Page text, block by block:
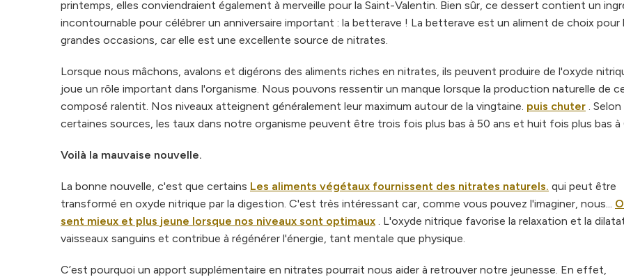
printemps, elles conviendraient également à merveille pour la Saint-Valentin. Bien sûr, ce dessert contient un
incontournable pour célébrer un anniversaire important : la betterave ! La betterave est un aliment de choix pour
grandes occasions, car elle est une excellente source de nitrates.
Lorsque nous mâchons, avalons et digérons des aliments riches en nitrates, ils peuvent produire de l'oxyde
joue un rôle important dans l'organisme. Nous pouvons ressentir un manque lorsque la production naturelle de
composé ralentit. Nos niveaux atteignent généralement leur maximum autour de la vingtaine. puis chuter . Selon
certaines sources, les taux dans notre organisme peuvent être trois fois plus bas à 50 ans et huit fois plus bas à
Voilà la mauvaise nouvelle.
La bonne nouvelle, c'est que certains Les aliments végétaux fournissent des nitrates naturels. qui peut être
transformé en oxyde nitrique par la digestion. C'est très intéressant car, comme vous pouvez l'imaginer, nous...
sent mieux et plus jeune lorsque nos niveaux sont optimaux . L'oxyde nitrique favorise la relaxation et la
vaisseaux sanguins et contribue à régénérer l'énergie, tant mentale que physique.
C’est pourquoi un apport supplémentaire en nitrates pourrait nous aider à retrouver notre jeunesse. En effet,